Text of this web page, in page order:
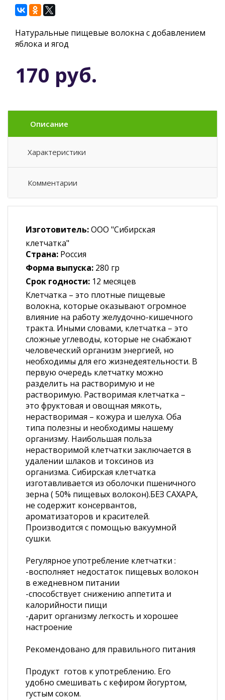
Натуральные пищевые волокна с добавлением
яблока и ягод
170 руб.
Описание
Характеристики
Комментарии
Изготовитель:ООО "Сибирская
клетчатка"
Страна: Россия
Форма выпуска: 280 гр
Срок годности: 12 месяцев
Клетчатка – это плотные пищевые
волокна, которые оказывают огромное
влияние на работу желудочно-кишечного
тракта. Иными словами, клетчатка – это
сложные углеводы, которые не снабжают
человеческий организм энергией, но
необходимы для его жизнедеятельности. В
первую очередь клетчатку можно
разделить на растворимую и не
растворимую. Растворимая клетчатка –
это фруктовая и овощная мякоть,
нерастворимая – кожура и шелуха. Оба
типа полезны и необходимы нашему
организму. Наибольшая польза
нерастворимой клетчатки заключается в
удалении шлаков и токсинов из
организма. Сибирская клетчатка
изготавливается из оболочки пшеничного
зерна ( 50% пищевых волокон).БЕЗ САХАРА,
не содержит консервантов,
ароматизаторов и красителей.
Производится с помощью вакуумной
сушки.
Регулярное употребление клетчатки :
-восполняет недостаток пищевых волокон
в ежедневном питании
-способствует снижению аппетита и
калорийности пищи
-дарит организму легкость и хорошее
настроение
Рекомендовано для правильного питания
Продукт готов к употреблению. Его
удобно смешивать с кефиром йогуртом,
густым соком.